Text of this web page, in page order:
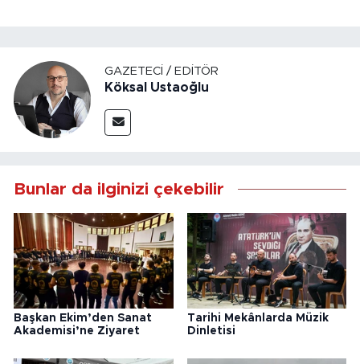
GAZETECI / EDITÖR
Köksal Ustaoğlu
Bunlar da ilginizi çekebilir
Başkan Ekim’den Sanat
Akademisi’ne Ziyaret
Tarihi Mekânlarda Müzik
Dinletisi